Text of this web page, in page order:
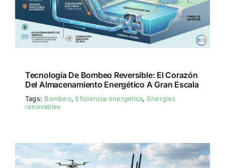
Tecnología De Bombeo Reversible: El Corazón
Del Almacenamiento Energético A Gran Escala
Tags: Bombeo, Eficiencia energetica, Energías
renovables